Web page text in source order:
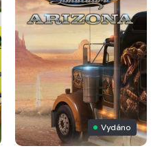
Vydáno